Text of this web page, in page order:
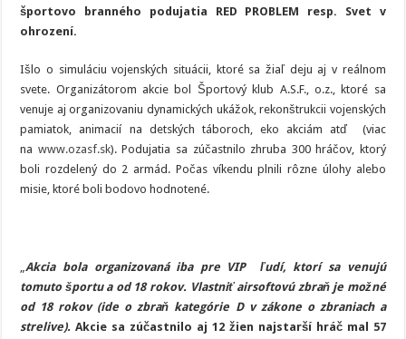
Svet
300
hráčov
športovo branného podujatia RED PROBLEM resp. Svet v
ohrození.
Išlo o simuláciu vojenských situácii, ktoré sa žiaľ deju aj v reálnom
svete. Organizátorom akcie bol Športový klub A.S.F., o.z., ktoré sa
venuje aj organizovaniu dynamických ukážok, rekonštrukcii vojenských
pamiatok, animacií na detských táboroch, eko akciám atď (viac
na www.ozasf.sk). Podujatia sa zúčastnilo zhruba 300 hráčov, ktorý
boli rozdelený do 2 armád. Počas víkendu plnili rôzne úlohy alebo
misie, ktoré boli bodovo hodnotené.
„Akcia bola organizovaná iba pre VIP ľudí, ktorí sa venujú
tomuto športu a od 18 rokov. Vlastniť airsoftovú zbraň je možné
od 18 rokov (ide o zbraň kategórie D v zákone o zbraniach a
strelive). Akcie sa zúčastnilo aj 12 žien najstarší hráč mal 57